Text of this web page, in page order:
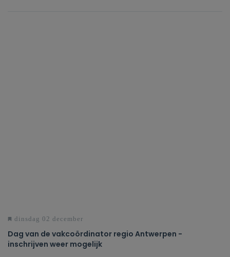
dinsdag 02 december
Dag van de vakcoördinator regio Antwerpen -
inschrijven weer mogelijk